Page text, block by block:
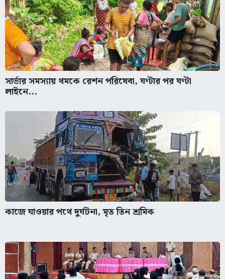
সার্ভার সমস্যায় থমকে রেশন পরিষেবা, ঘণ্টার পর ঘণ্টা
লাইনে...
কাজে যাওয়ার পথে দুর্ঘটনা, মৃত তিন শ্রমিক